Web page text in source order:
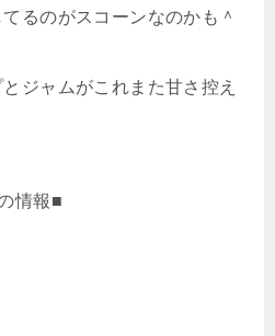
るのがスコーンなのかも＾
ジャムがこれまた甘さ控え
情報■